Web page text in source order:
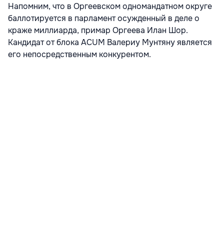
Напомним, что в Оргеевском одномандатном округе
баллотируется в парламент осужденный в деле о
краже миллиарда, примар Оргеева Илан Шор.
Кандидат от блока ACUM Валериу Мунтяну является
его непосредственным конкурентом.